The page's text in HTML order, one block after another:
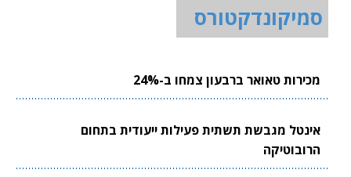
סמיקונדקטורס
מכירות טאואר ברבעון צמחו ב-24%
אינטל מגבשת תשתית פעילות ייעודית בתחום
הרובוטיקה